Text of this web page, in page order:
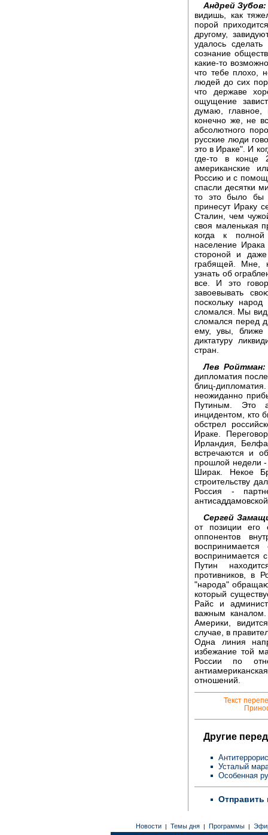
Андрей Зубов:
видишь, как
порой
другому,
удалось
сознание
какие-то
что тебе плохо,
людей до сих
что державе
ощущение
думаю, главное,
конечно же, не
абсолютного
русские люди
это в Ираке". И
где-то в конце
американские
Россию и с
спасли десятки
то это было бы
принесут Ираку
Сталин, чем
своя маленькая
когда к
население
стороной и даже
грабящей. Мне,
узнать об
все. И это
завоевывать
поскольку
сломался. Мы
сломался перед
ему, увы, ближе
диктатуру
стран.
Лев Ройтман:
дипломатия
блиц-
неожиданно
Путиным. Это
инцидентом, кто
обстрел
Ираке.
Ирландия,
встречаются и
прошлой недели -
Ширак. Некое
строительству
Россия -
Сергей
от позиции его
оппонентов
воспринимается
Путин
противников, в
"народа"
который
Райс и
важным каналом.
Америки,
случае, в
Одна линия
избежание той
России по
отношений.
Текст
Другие
Усталый
Особенная
Отправить
Новости | Темы дня | Программы |